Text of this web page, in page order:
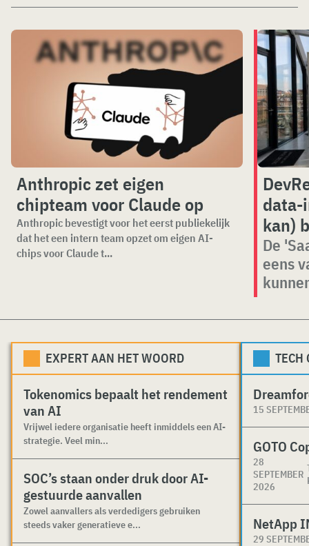
Anthropic zet eigen
chipteam voor Claude op
Anthropic bevestigt voor het eerst publiekelijk
dat het een intern team opzet om eigen AI-
chips voor Claude t...
data-
kan)
De
eens
EXPERT AAN HET WOORD
Tokenomics bepaalt het rendement
van AI
Vrijwel iedere organisatie heeft inmiddels een AI-
strategie. Veel min...
SOC’s staan onder druk door AI-
gestuurde aanvallen
Zowel aanvallers als verdedigers gebruiken
steeds vaker generatieve e...
TECH
15
GOTO
28
SEPTEMBER
2026
NetApp
29